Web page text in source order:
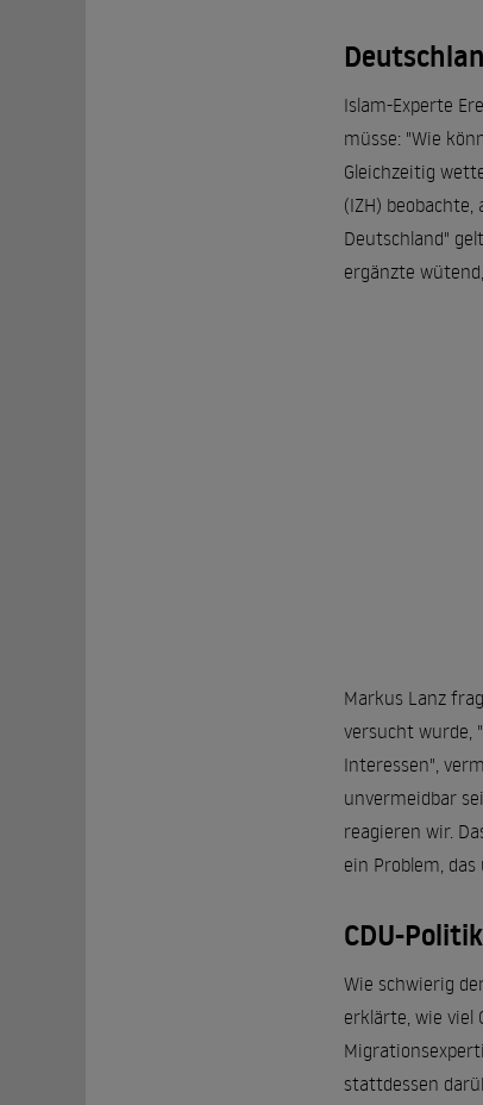
Islam-Experte
müsse: "Wie
Gleichzeitig
(IZH)
Deutschland"
ergänzte
Markus Lanz
versucht wurde,
Interessen",
unvermeidbar
reagieren wir.
ein Problem,
CDU-
Wie schwierig
erklärte, wie viel
stattdessen